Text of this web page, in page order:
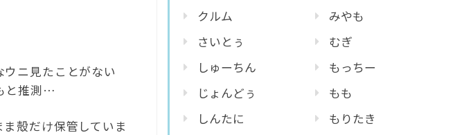
ニ見たことがない
と推測…
殻だけ保管していま
クルム
さいとぅ
しゅーちん
じょんどぅ
しんたに
みやも
むぎ
もっちー
もも
もりたき